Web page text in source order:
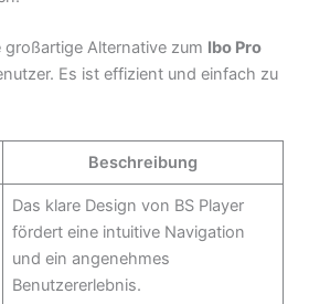
großartige Alternative zum Ibo Pro
Es ist effizient und einfach zu
Beschreibung
Das klare Design von BS Player
fördert eine intuitive Navigation
und ein angenehmes
Benutzererlebnis.